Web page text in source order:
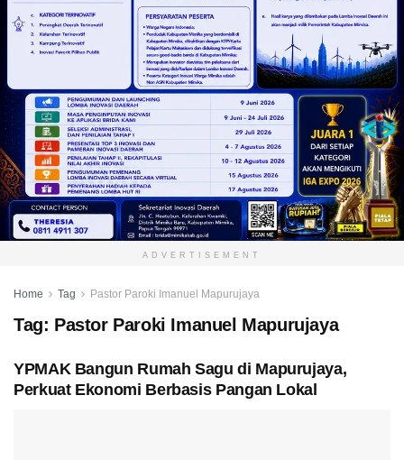
ADVERTISEMENT
Home Tag Pastor Paroki Imanuel Mapurujaya
Tag: Pastor Paroki Imanuel Mapurujaya
YPMAK Bangun Rumah Sagu di Mapurujaya,
Perkuat Ekonomi Berbasis Pangan Lokal